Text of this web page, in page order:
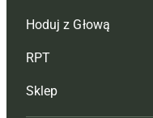
Redakcja
Reklama
Tagi
Hoduj z Głową
Hoduj z głową bydło
Hoduj z głową świnie
RPT
Redakcja
Sklep